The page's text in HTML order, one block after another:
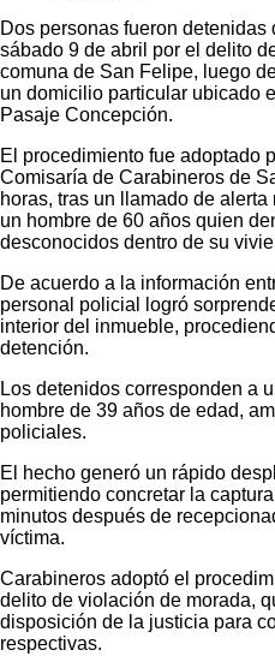
Dos personas fueron
sábado 9 de abril por el delito
comuna de San Felipe, luego
un domicilio particular ubicado
Pasaje Concepción.
El procedimiento fue adoptado
Comisaría de Carabineros de
horas, tras un llamado de
un hombre de 60 años quien
desconocidos dentro de su
De acuerdo a la información
personal policial logró
interior del inmueble,
detención.
Los detenidos corresponden a
hombre de 39 años de edad,
policiales.
El hecho generó un rápido
permitiendo concretar la
minutos después de
víctima.
Carabineros adoptó el
delito de violación de morada,
disposición de la justicia para
respectivas.